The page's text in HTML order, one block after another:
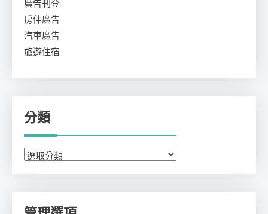
廣告刊登
房仲廣告
汽車廣告
旅遊住宿
分類
分